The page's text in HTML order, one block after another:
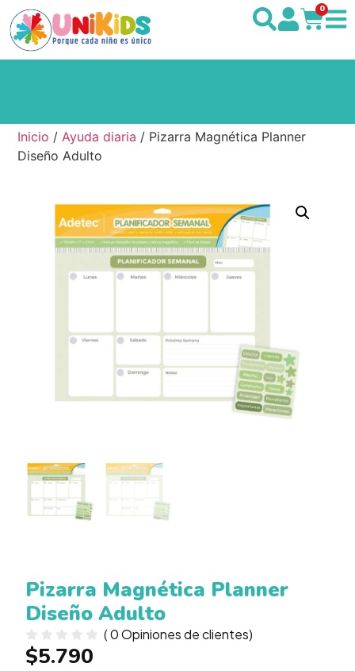
0
Inicio / Ayuda diaria / Pizarra Magnética Planner
Diseño Adulto
Pizarra Magnética Planner
Diseño Adulto
(0Opiniones de clientes)
$5.790